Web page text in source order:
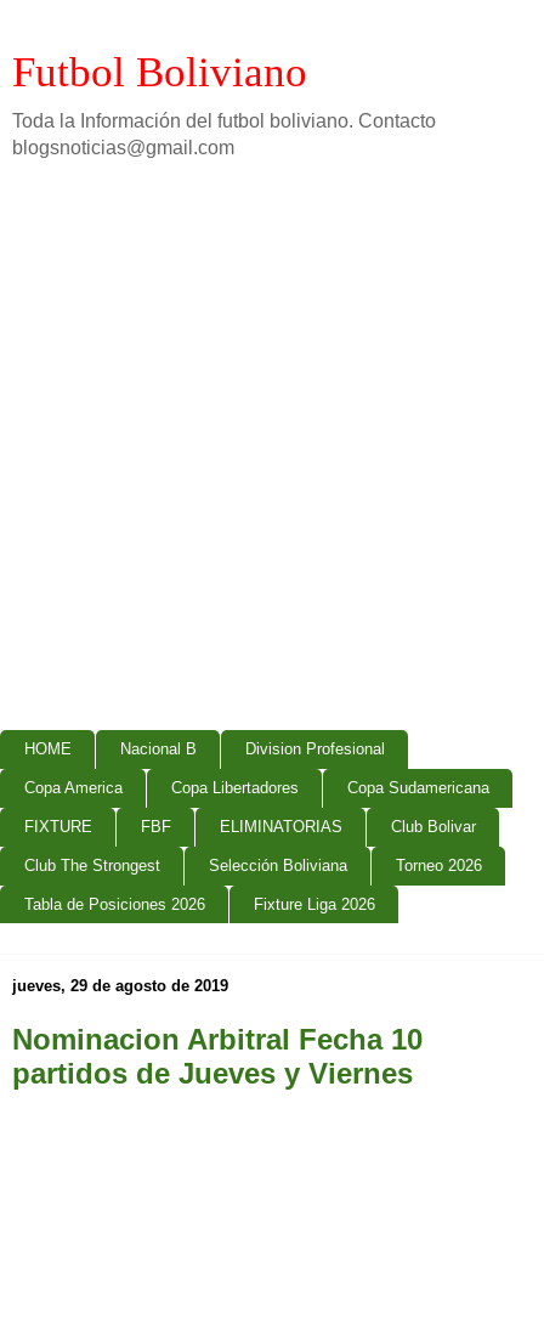
Futbol Boliviano
Toda la Información del futbol boliviano. Contacto
blogsnoticias@gmail.com
HOME Nacional B Division Profesional
Copa America Copa Libertadores Copa Sudamericana
FIXTURE FBF ELIMINATORIAS Club Bolivar
Club The Strongest Selección Boliviana Torneo 2026
Tabla de Posiciones 2026 Fixture Liga 2026
jueves, 29 de agosto de 2019
Nominacion Arbitral Fecha 10
partidos de Jueves y Viernes